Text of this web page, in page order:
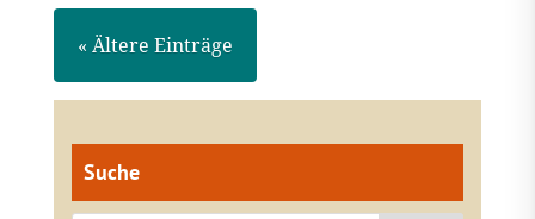
« Ältere Einträge
Suche